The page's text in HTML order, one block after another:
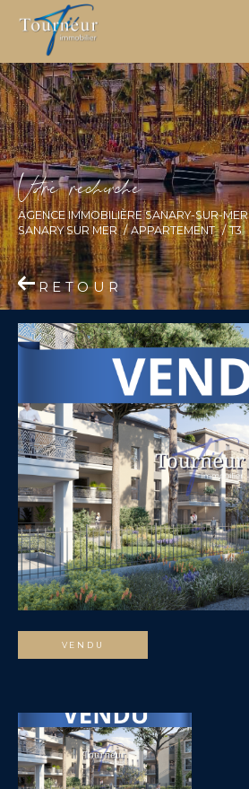
Vore recece
AGENCE IMMOBILIÈRE SANARY-SUR-MER
SANARY SUR MER
APPARTEMENT T3
RETOUR
VENDU